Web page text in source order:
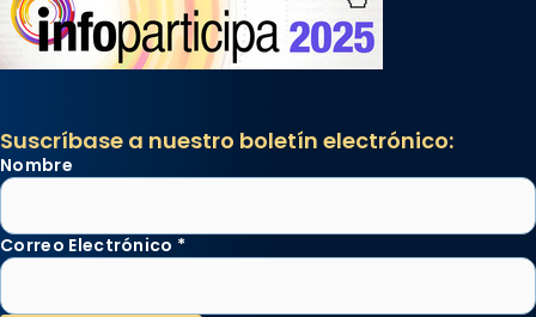
Suscríbase a nuestro boletín electrónico:
Nombre
Correo Electrónico *